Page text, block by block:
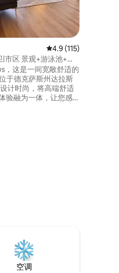
50 条评价
平均评分 4.9 分（满
4.9 (115)
市区 景观+游泳池+免
，这是一间宽敞舒适的
于德克萨斯州达拉斯
计时尚，将高端舒适
验融为一体，让您感
空调